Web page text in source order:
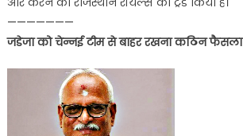
———————
जडेजा को चेन्नई टीम से बाहर रखना कठिन फैसला